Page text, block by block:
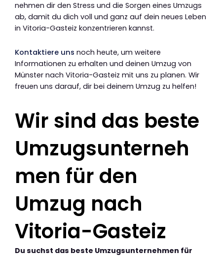
nehmen dir den Stress und die Sorgen eines Umzugs
ab, damit du dich voll und ganz auf dein neues Leben
in Vitoria-Gasteiz konzentrieren kannst.
Kontaktiere uns noch heute, um weitere
Informationen zu erhalten und deinen Umzug von
Münster nach Vitoria-Gasteiz mit uns zu planen. Wir
freuen uns darauf, dir bei deinem Umzug zu helfen!
Wir sind das beste
Umzugsunterneh
men für den
Umzug nach
Vitoria-Gasteiz
Du suchst das beste Umzugsunternehmen für